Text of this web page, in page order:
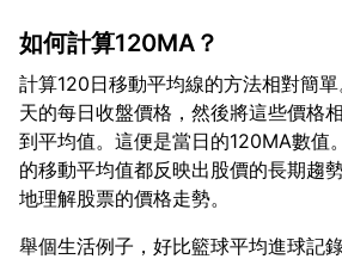
如何計算120MA？
計算120日移動平均線的方法相對簡
天的每日收盤價格，然後將這些價格
到平均值。這便是當日的120MA數值
的移動平均值都反映出股價的長期趨
舉個生活例子，好比籃球平均進球記